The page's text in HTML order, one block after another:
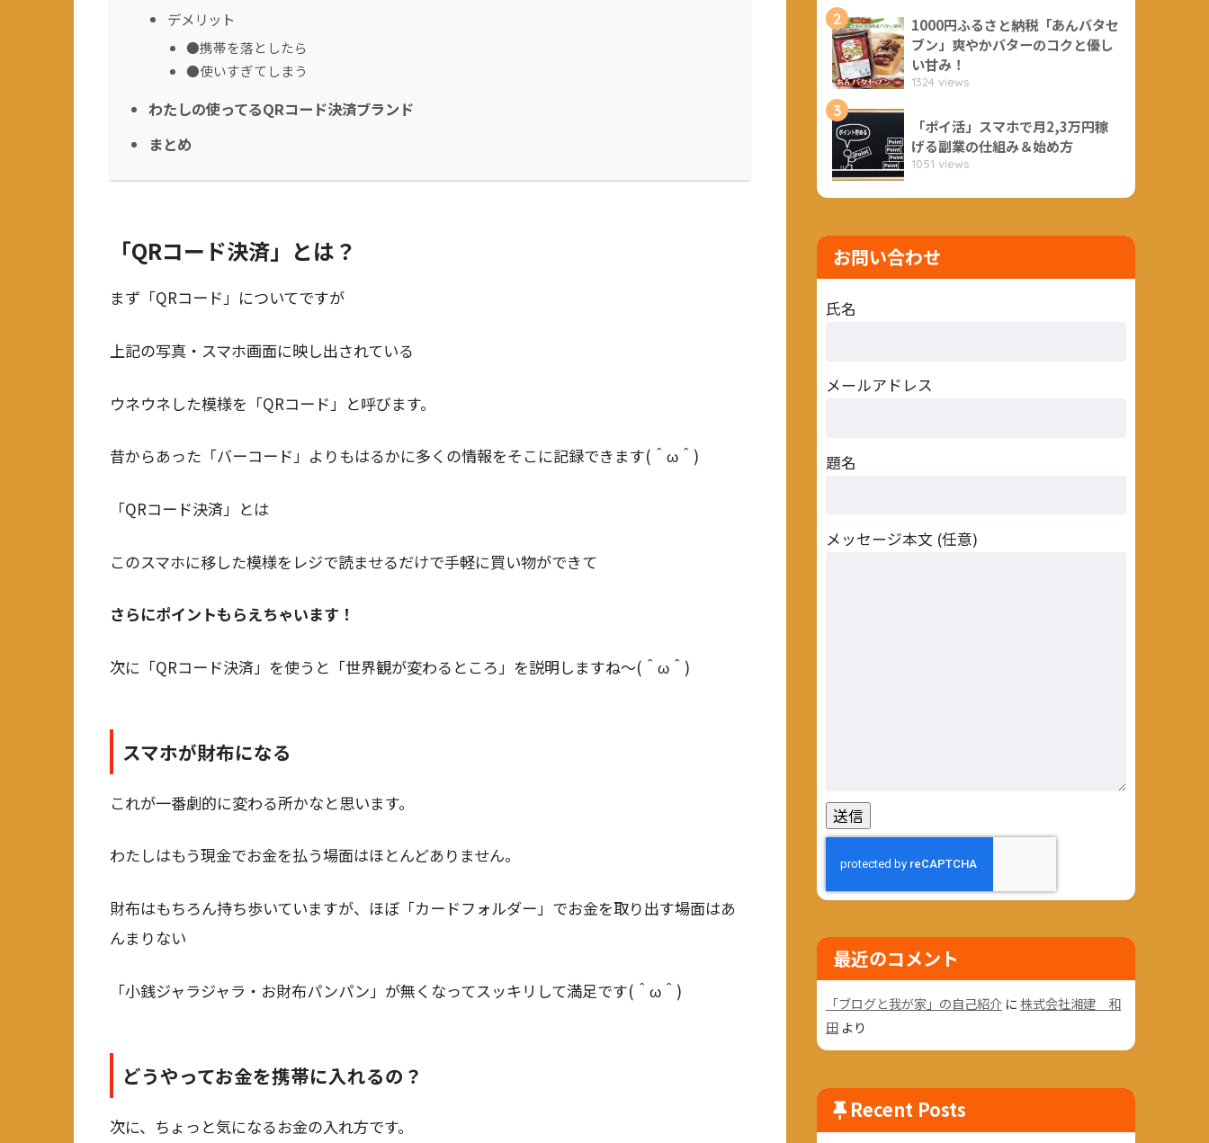
デメリット
●携帯を落としたら
●使いすぎてしまう
わたしの使ってるQRコード決済ブランド
まとめ
「QRコード決済」とは？
まず「QRコード」についてですが
上記の写真・スマホ画面に映し出されている
ウネウネした模様を「QRコード」と呼びます。
昔からあった「バーコード」よりもはるかに多くの情報をそこに記録できます(＾ω＾)
「QRコード決済」とは
このスマホに移した模様をレジで読ませるだけで手軽に買い物ができて
さらにポイントもらえちゃいます！
次に「QRコード決済」を使うと「世界観が変わるところ」を説明しますね～(＾ω＾)
スマホが財布になる
これが一番劇的に変わる所かなと思います。
わたしはもう現金でお金を払う場面はほとんどありません。
財布はもちろん持ち歩いていますが、ほぼ「カードフォルダー」でお金を取り出す場面はあ
んまりない
「小銭ジャラジャラ・お財布パンパン」が無くなってスッキリして満足です(＾ω＾)
どうやってお金を携帯に入れるの？
次に、ちょっと気になるお金の入れ方です。
2
1000円ふるさと納税「あんバタセ
ブン」爽やかバターのコクと優し
い甘み！
1324 views
3
「ポイ活」スマホで月2,3万円稼
げる副業の仕組み＆始め方
1051 views
お問い合わせ
氏名
メールアドレス
題名
メッセージ本文 (任意)
最近のコメント
「ブログと我が家」の自己紹介 に株式会社湘建 和
田 より
Recent Posts